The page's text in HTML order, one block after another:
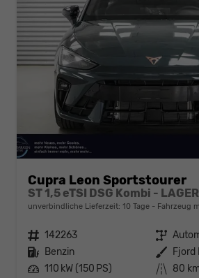
Cupra Leon Sportstourer
ST 1,5 eTSI DSG Kombi - LAGER
unverbindliche Lieferzeit: 10 Tage Fahrzeug
Fahrzeugnr. 142263 Getriebe
Kraftstoff Benzin Außenfarbe Fjord
Leistung 110 kW (150 PS) Kilometerstand 80